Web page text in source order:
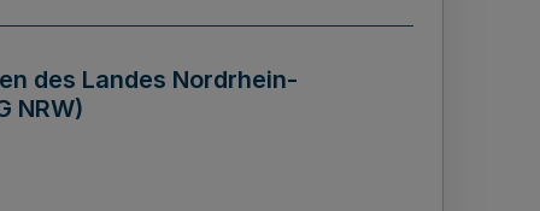
des Landes Nordrhein-
NRW)